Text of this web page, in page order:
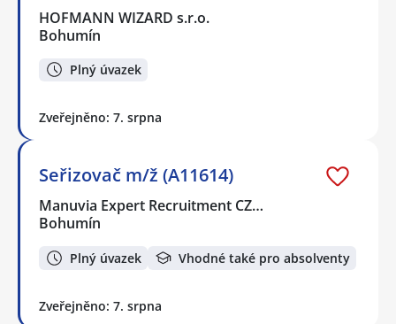
HOFMANN WIZARD s.r.o.
Bohumín
Plný úvazek
Zveřejněno: 7. srpna
Seřizovač m/ž (A11614)
Manuvia Expert Recruitment CZ…
Bohumín
Plný úvazek Vhodné také pro absolventy
Zveřejněno: 7. srpna